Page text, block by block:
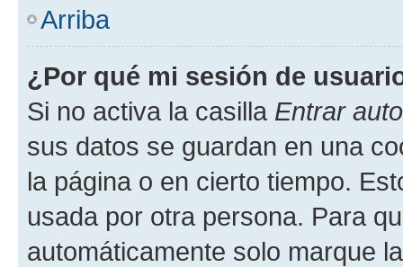
Arriba
¿Por qué mi sesión de
Si no activa la casilla Entrar
sus datos se guardan en una
la página o en cierto tiempo.
usada por otra persona. Para
automáticamente solo marque